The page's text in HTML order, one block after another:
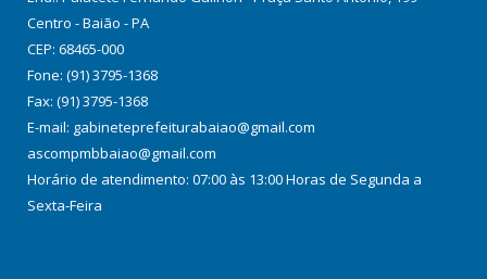
Centro - Baião - PA
CEP: 68465-000
Fone: (91) 3795-1368
Fax: (91) 3795-1368
E-mail: gabineteprefeiturabaiao@gmail.com
ascompmbbaiao@gmail.com
Horário de atendimento: 07:00 às 13:00 Horas de Segunda a
Sexta-Feira